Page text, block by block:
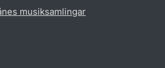
musiksamlingar